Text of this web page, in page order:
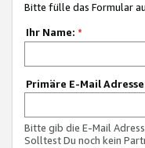
Bitte fülle das Formular
Ihr Name: *
Primäre E-Mail
Bitte gib die E-Mail
Solltest Du noch kein